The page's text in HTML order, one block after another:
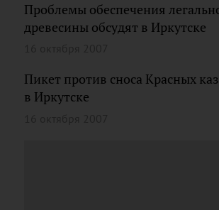
Проблемы обеспечения
древесины обсудят в Иркутске
Пикет против сноса Красных
в Иркутске